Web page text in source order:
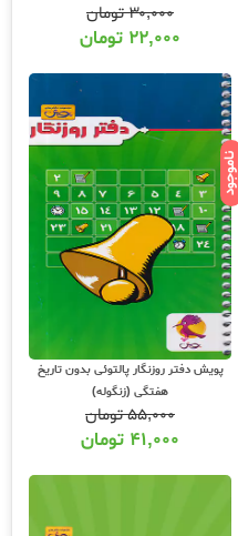
۳۰,۰۰۰تومان
۲۲,۰۰۰ تومان
ناموجود
پویش دفتر روزنگار پالتوئی بدون تاریخ
هفتگی (زنگوله)
۵۵,۰۰۰تومان
۴۱,۰۰۰ تومان